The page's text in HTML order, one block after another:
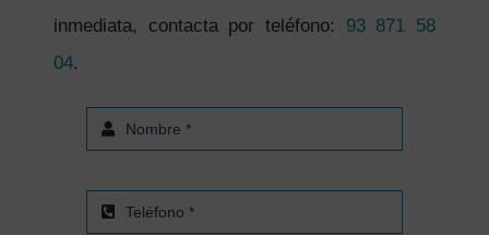
inmediata, contacta por teléfono: 93 871 58
04.